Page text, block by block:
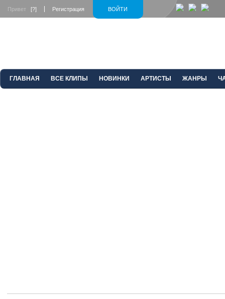
ВОЙТИ
Привет [?] Регистрация
ГЛАВНАЯ ВСЕ КЛИПЫ НОВИНКИ АРТИСТЫ ЖАНРЫ